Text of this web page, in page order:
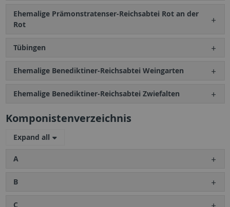
Ehemalige Prämonstratenser-Reichsabtei Rot an der
Rot
Tübingen
Ehemalige Benediktiner-Reichsabtei Weingarten
Ehemalige Benediktiner-Reichsabtei Zwiefalten
Komponistenverzeichnis
Expand all
A
B
C